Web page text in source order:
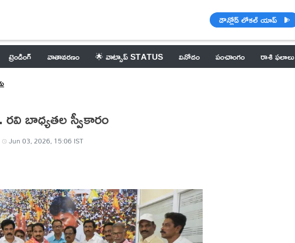
డౌన్లోడ్ లోకల్ యాప్
ట్రెండింగ్ వాతావరణం 🌟 వాట్సాప్ STATUS వినోదం పంచాంగం రాశి ఫలాలు
రవి బాధ్యతల స్వీకారం
Jun 03, 2026, 15:06 IST